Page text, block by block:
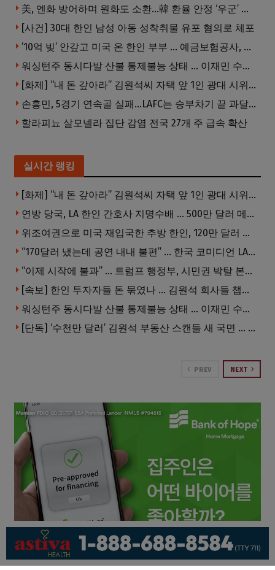
美, 엔화 방어하며 원화도 소환…韓 환율 안정 ‘우군’ 되나
[사건] 30대 한인 남성 아동 성착취물 유포 혐의로 체포
’10억 빚’ 안갚고 미국 온 한인 부부 … 예금보험공사, 미국서 소송
워싱턴주 동시다발 산불 통제불능 상태 … 이재민 수십만명
[화제] “내 돈 갚아라” 김원석씨 자택 앞 1인 광대 시위 … 한인 투자사, “108만 달러 못받아”
손흥민, 5경기 연속골 실패…LAFC는 승부차기 끝 과달라하라 격파
할라피뇨 살모넬라 집단 감염 전국 27개 주 급속 확산
실시간 랭킹
[화제] “내 돈 갚아라” 김원석씨 자택 앞 1인 광대 시위 … 한인 투자사, “108만 달러 못받아”
연방 당국, LA 한인 간호사 지명수배 … 500만 달러 메디캐어 사기, 선고 직전 한국 도주
위조여권으로 미국 재입국한 추방 한인, 120만 달러 은행 사기 행각
“170달러 냈는데 공연 내내 불편” … 한국 코미디언 LA공연, 음향 불량에 외모 비하 개그 논란
“이제 시작에 불과” … 트럼프 행정부, 시민권 박탈 본격화
[속보] 한인 투자자들 돈 묶였나 … 김원석 회사들 챕터7 강제파산·자진파산 잇따라 신청
워싱턴주 동시다발 산불 통제불능 상태 … 이재민 수십만명
[단독] ‘수천만 달러’ 김원석 부동산 스캔들 새 국면 … 한인 투자자들 소송 잇따라 ‘디폴트’ 절차
PREV NEXT